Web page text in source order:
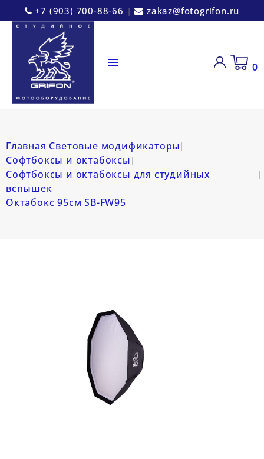
+7 (903) 700-88-66 | zakaz@fotogrifon.ru
 0
Главная Световые модификаторы
Софтбоксы и октабоксы
Софтбоксы и октабоксы для студийных
вспышек
Октабокс 95см SB-FW95